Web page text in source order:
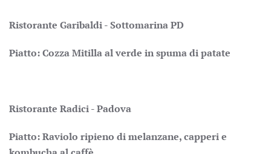
Ristorante Garibaldi - Sottomarina PD
Piatto: Cozza Mitilla al verde in spuma di patate
Ristorante Radici - Padova
Piatto: Raviolo ripieno di melanzane, capperi e